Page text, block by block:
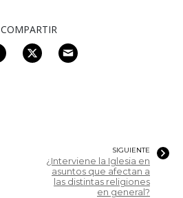
COMPARTIR
SIGUIENTE
¿Interviene la Iglesia en
asuntos que afectan a
las distintas religiones
en general?